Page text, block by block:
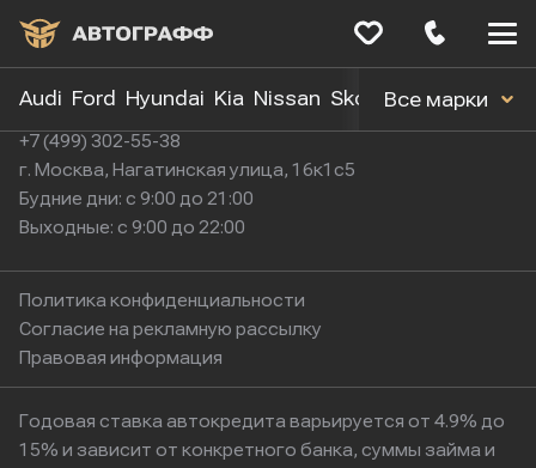
Audi Ford Hyundai Kia Nissan Skoda Toyota
Все марки
+7 (499) 302-55-38
г. Москва, Нагатинская улица, 16к1с5
Будние дни: с 9:00 до 21:00
Выходные: с 9:00 до 22:00
Политика конфиденциальности
Согласие на рекламную рассылку
Правовая информация
Годовая ставка автокредита варьируется от 4.9% до
15% и зависит от конкретного банка, суммы займа и